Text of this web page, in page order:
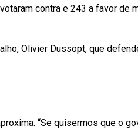
contra e 243 a favor de
Olivier Dussopt, que
“Se quisermos que o